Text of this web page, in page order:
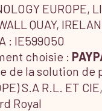
EUROPE,
QUAY,
: IE599050
choisie :
de la solution de
S.A R.L. ET
Royal